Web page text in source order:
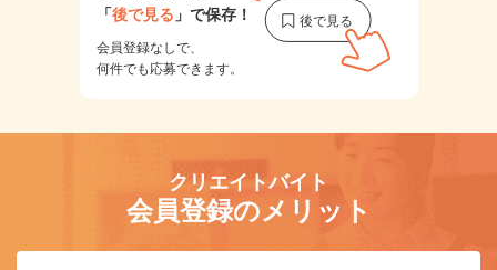
「後で見る 」で保存！
会員登録なしで、
何件でも応募できます。
クリエイトバイト
会員登録のメリット